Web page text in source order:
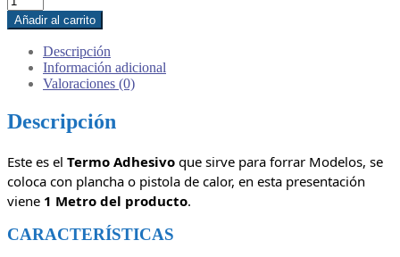
Metro
de
Chinokote
Azul
Transparente
cantidad
Añadir al carrito
Descripción
Información adicional
Valoraciones (0)
Descripción
Este es el Termo Adhesivo que sirve para forrar Modelos, se
coloca con plancha o pistola de calor, en esta presentación
viene 1 Metro del producto.
CARACTERÍSTICAS